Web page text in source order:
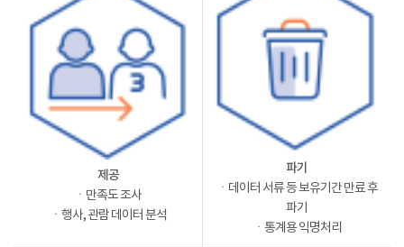
제공
ㆍ만족도 조사
ㆍ행사, 관람 데이터 분석
파기
ㆍ데이터 서류 등 보유기간 만료 후
파기
ㆍ통계용 익명처리